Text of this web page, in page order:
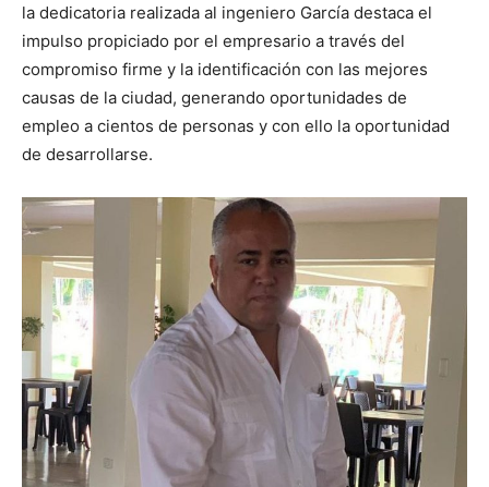
la dedicatoria realizada al ingeniero García destaca el
impulso propiciado por el empresario a través del
compromiso firme y la identificación con las mejores
causas de la ciudad, generando oportunidades de
empleo a cientos de personas y con ello la oportunidad
de desarrollarse.